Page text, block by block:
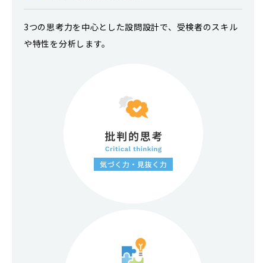
3つの思考力を中心とした設問設計で、受検者のスキル
や特性を分析します。